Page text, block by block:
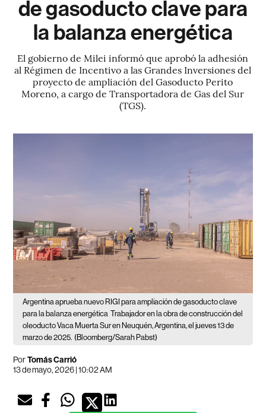
de gasoducto clave para
la balanza energética
El gobierno de Milei informó que aprobó la adhesión
al Régimen de Incentivo a las Grandes Inversiones del
proyecto de ampliación del Gasoducto Perito
Moreno, a cargo de Transportadora de Gas del Sur
(TGS).
Argentina aprueba nuevo RIGI para ampliación de gasoducto clave
para la balanza energética Trabajador en la obra de construcción del
oleoducto Vaca Muerta Sur en Neuquén, Argentina, el jueves 13 de
marzo de 2025. (Bloomberg/Sarah Pabst)
PorTomás Carrió
13 de mayo, 2026 | 10:02 AM